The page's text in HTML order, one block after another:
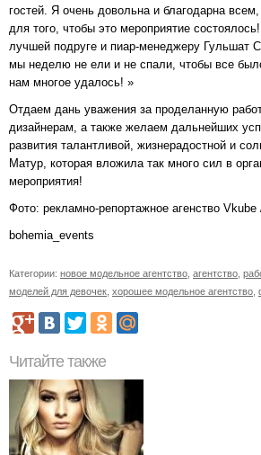
гостей. Я очень довольна и благодарна
для того, чтобы это мероприятие
лучшей подруге и пиар-менеджеру Гульшат
мы неделю не ели и не спали, чтобы все
нам многое удалось! »
Отдаем дань уважения за проделанную
дизайнерам, а также желаем дальнейших
развития талантливой, жизнерадостной и
Матур, которая вложила так много сил в
мероприятия!
Фото: рекламно-репортажное агенство
bohemia_events
Категории: новое модельное агентство агентство
моделей для девочек хорошее модельное агентство
Читайте также